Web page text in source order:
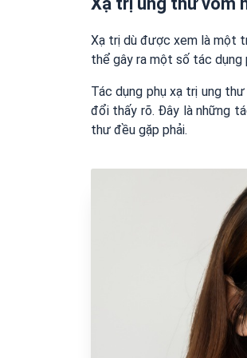
Xạ trị dù được xem là một
thể gây ra một số tác dụng
Tác dụng phụ xạ trị ung
đổi thấy rõ. Đây là những
thư đều gặp phải.